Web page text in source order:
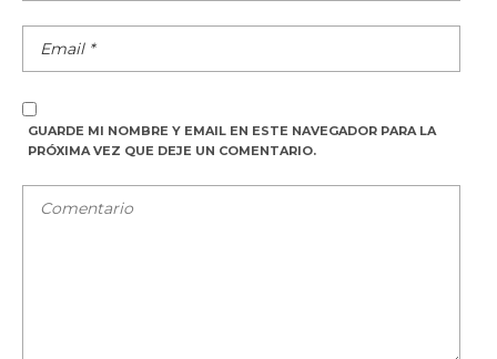
GUARDE MI NOMBRE Y EMAIL EN ESTE NAVEGADOR PARA LA
PRÓXIMA VEZ QUE DEJE UN COMENTARIO.